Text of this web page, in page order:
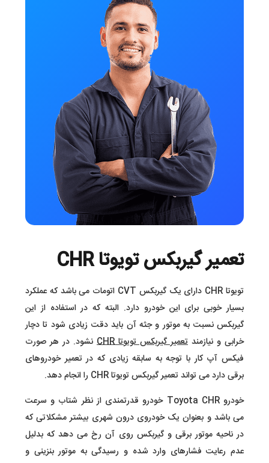
تعمیر گیربکس تویوتا CHR
تویوتا CHR دارای یک گیربکس
CVT اتومات می باشد که عملکرد
بسیار خوبی برای این خودرو دارد. البته که در استفاده از این
گیربکس نسبت به موتور و جثه آن باید دقت زیادی شود تا دچار
خرابی و نیازمند تعمیر گیربکس تویوتا CHR
نشود. در هر صورت
فیکس آپ کار با توجه به سابقه زیادی که در تعمیر خودروهای
برقی دارد می تواند تعمیر گیربکس تویوتا CHR را انجام دهد.
خودرو Toyota CHR خودرو قدرتمندی از نظر شتاب و سرعت
می باشد و بعنوان یک خودروی درون شهری بیشتر مشکلاتی که
در ناحیه موتور برقی و گیربکس روی آن رخ می دهد که بدلیل
عدم رعایت فشارهای وارد شده و رسیدگی به موتور بنزینی و